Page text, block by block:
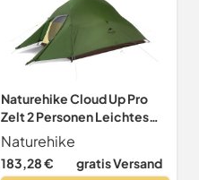
Naturehike Cloud Up Pro
Zelt 2 Personen Leichtes
Campingzelt, Einfacher
Aufbau Winddicht &
Wasserdichtes Kuppelzelt
Naturehike
183,28 € gratis Versand